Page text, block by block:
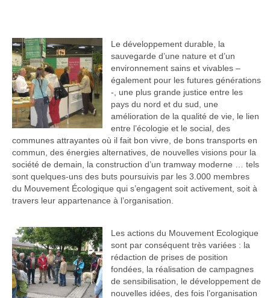
Le développement durable, la
sauvegarde d’une nature et d’un
environnement sains et vivables –
également pour les futures générations
-, une plus grande justice entre les
pays du nord et du sud, une
amélioration de la qualité de vie, le lien
entre l’écologie et le social, des
communes attrayantes où il fait bon vivre, de bons transports en
commun, des énergies alternatives, de nouvelles visions pour la
société de demain, la construction d’un tramway moderne … tels
sont quelques-uns des buts poursuivis par les 3.000 membres
du Mouvement Écologique qui s’engagent soit activement, soit à
travers leur appartenance à l’organisation.
Les actions du Mouvement Ecologique
sont par conséquent très variées : la
rédaction de prises de position
fondées, la réalisation de campagnes
de sensibilisation, le développement de
nouvelles idées, des fois l’organisation